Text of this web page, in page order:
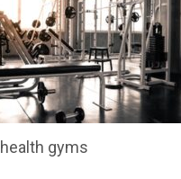
health gyms